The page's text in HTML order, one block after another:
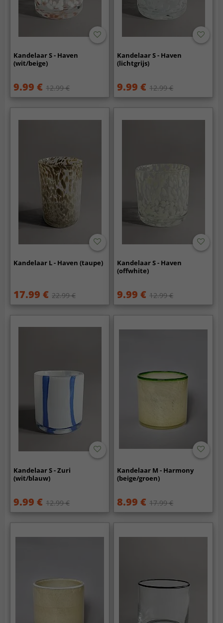
Kandelaar S - Haven
(wit/beige)
9.99 € 12.99 €
Kandelaar S - Haven
(lichtgrijs)
9.99 € 12.99 €
Kandelaar L - Haven (taupe)
17.99 € 22.99 €
Kandelaar S - Haven
(offwhite)
9.99 € 12.99 €
Kandelaar S - Zuri
(wit/blauw)
9.99 € 12.99 €
Kandelaar M - Harmony
(beige/groen)
8.99 € 17.99 €